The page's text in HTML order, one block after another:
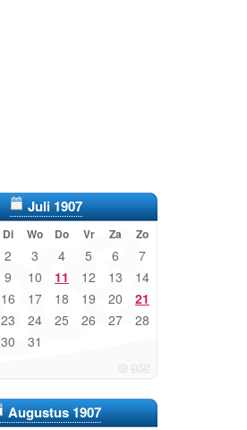
Juli 1907
Di Wo Do Vr Za Zo
2 3 4 5 6 7
9 10 11 12 13 14
16 17 18 19 20 21
23 24 25 26 27 28
30 31
Augustus 1907